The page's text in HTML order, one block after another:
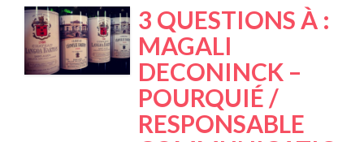
! »
3 QUESTIONS À :
MAGALI
DECONINCK –
POURQUIÉ /
RESPONSABLE